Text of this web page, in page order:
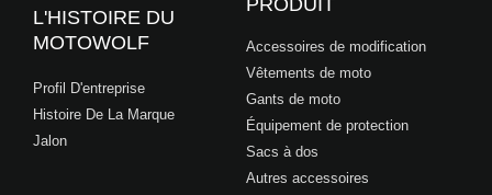
L'HISTOIRE DU
MOTOWOLF
Profil D'entreprise
Histoire De La Marque
Jalon
PRODUIT
Accessoires de modification
Vêtements de moto
Gants de moto
Équipement de protection
Sacs à dos
Autres accessoires